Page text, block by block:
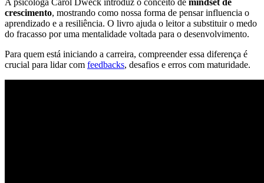
A psicóloga Carol Dweck introduz o conceito de mindset de
crescimento, mostrando como nossa forma de pensar influencia o
aprendizado e a resiliência. O livro ajuda o leitor a substituir o medo
do fracasso por uma mentalidade voltada para o desenvolvimento.
Para quem está iniciando a carreira, compreender essa diferença é
crucial para lidar com feedbacks, desafios e erros com maturidade.